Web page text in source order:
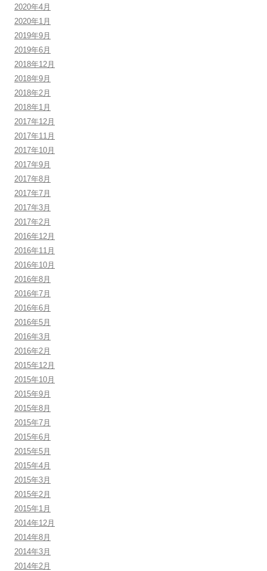
2020年4月
2020年1月
2019年9月
2019年6月
2018年12月
2018年9月
2018年2月
2018年1月
2017年12月
2017年11月
2017年10月
2017年9月
2017年8月
2017年7月
2017年3月
2017年2月
2016年12月
2016年11月
2016年10月
2016年8月
2016年7月
2016年6月
2016年5月
2016年3月
2016年2月
2015年12月
2015年10月
2015年9月
2015年8月
2015年7月
2015年6月
2015年5月
2015年4月
2015年3月
2015年2月
2015年1月
2014年12月
2014年8月
2014年3月
2014年2月